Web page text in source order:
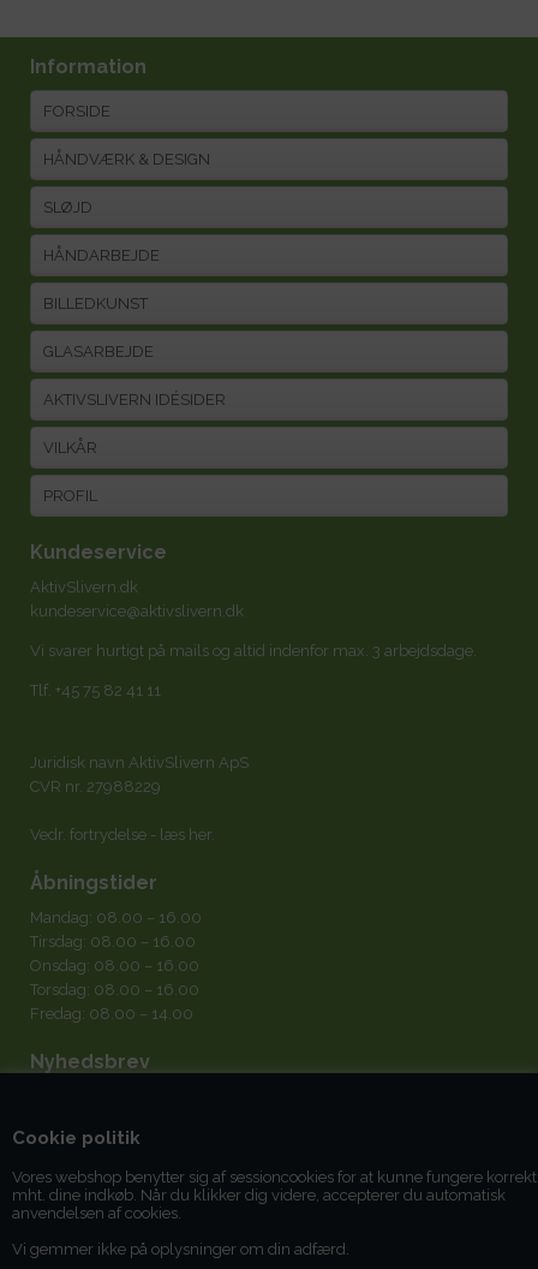
Cookie politik
Vores webshop benytter sig af sessioncookies for at kunne fungere korrekt
mht. dine indkøb. Når du klikker dig videre, accepterer du automatisk
anvendelsen af cookies.
Vi gemmer ikke på oplysninger om din adfærd.
Information
FORSIDE
HÅNDVÆRK & DESIGN
SLØJD
HÅNDARBEJDE
BILLEDKUNST
GLASARBEJDE
AKTIVSLIVERN IDÉSIDER
VILKÅR
PROFIL
Kundeservice
AktivSlivern.dk
kundeservice@aktivslivern.dk
Vi svarer hurtigt på mails og altid indenfor max. 3 arbejdsdage.
Tlf. +45 75 82 41 11
Juridisk navn AktivSlivern ApS
CVR nr. 27988229
Vedr. fortrydelse - læs her.
Åbningstider
Mandag: 08.00 – 16.00
Tirsdag: 08.00 – 16.00
Onsdag: 08.00 – 16.00
Torsdag: 08.00 – 16.00
Fredag: 08.00 – 14.00
Nyhedsbrev
Jeg acceptererbetingelserne